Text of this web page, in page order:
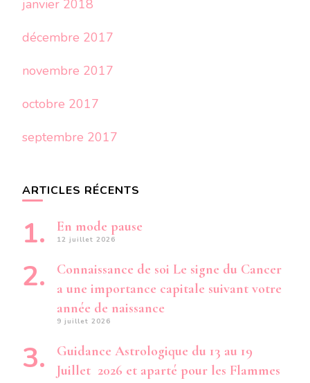
janvier 2018
décembre 2017
novembre 2017
octobre 2017
septembre 2017
ARTICLES RÉCENTS
En mode pause
12 juillet 2026
Connaissance de soi Le signe du Cancer
a une importance capitale suivant votre
année de naissance
9 juillet 2026
Guidance Astrologique du 13 au 19
Juillet 2026 et aparté pour les Flammes